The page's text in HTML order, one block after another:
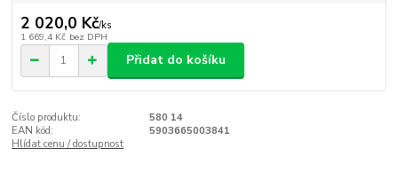
2 020,0 Kč/ks
1 669,4 Kč bez DPH
Přidat do košíku
Číslo produktu:
580 14
EAN kód:
5903665003841
Hlídat cenu / dostupnost